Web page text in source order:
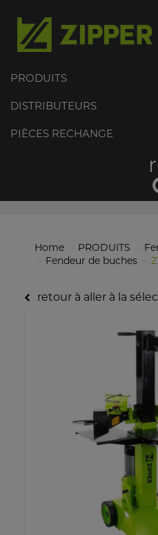
PRODUITS
DISTRIBUTEURS
PIÈCES RECHANGE
Home PRODUITS
Fendeur de buches
retour à aller à la